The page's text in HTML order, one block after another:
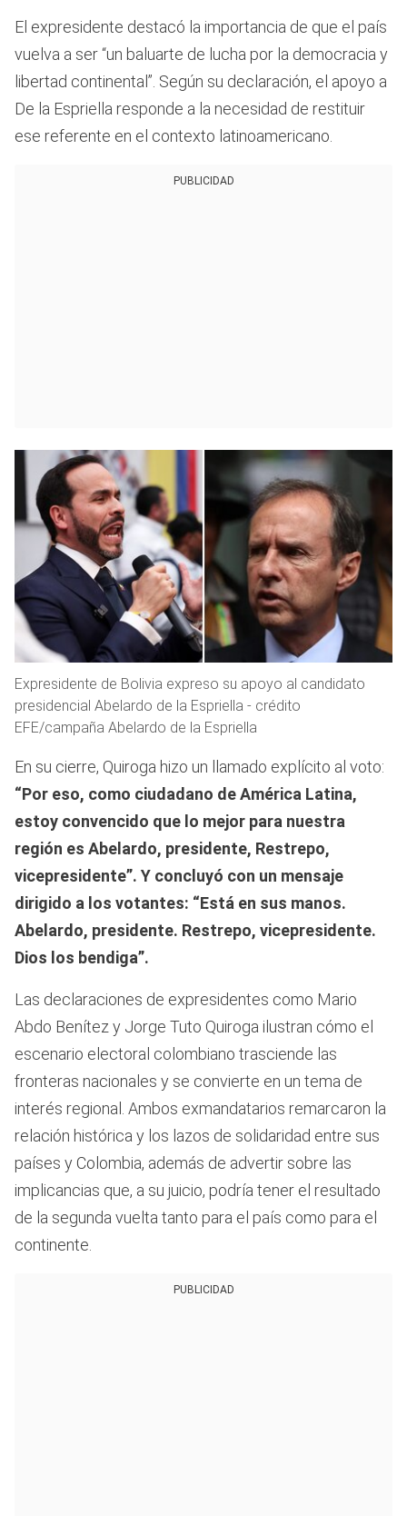
El expresidente destacó la importancia de que el país
vuelva a ser “un baluarte de lucha por la democracia y
libertad continental”. Según su declaración, el apoyo a
De la Espriella responde a la necesidad de restituir
ese referente en el contexto latinoamericano.
PUBLICIDAD
Expresidente de Bolivia expreso su apoyo al candidato
presidencial Abelardo de la Espriella - crédito
EFE/campaña Abelardo de la Espriella
En su cierre, Quiroga hizo un llamado explícito al voto:
“Por eso, como ciudadano de América Latina,
estoy convencido que lo mejor para nuestra
región es Abelardo, presidente, Restrepo,
vicepresidente”. Y concluyó con un mensaje
dirigido a los votantes: “Está en sus manos.
Abelardo, presidente. Restrepo, vicepresidente.
Dios los bendiga”.
Las declaraciones de expresidentes como Mario
Abdo Benítez y Jorge Tuto Quiroga ilustran cómo el
escenario electoral colombiano trasciende las
fronteras nacionales y se convierte en un tema de
interés regional. Ambos exmandatarios remarcaron la
relación histórica y los lazos de solidaridad entre sus
países y Colombia, además de advertir sobre las
implicancias que, a su juicio, podría tener el resultado
de la segunda vuelta tanto para el país como para el
continente.
PUBLICIDAD